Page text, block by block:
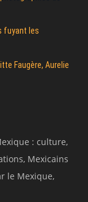
fuyant les
Faugère, Aurelie
: culture,
Mexicains
le Mexique,